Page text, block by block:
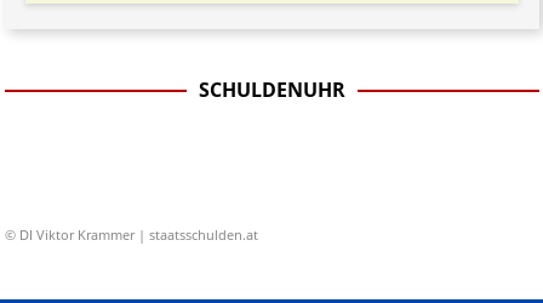
SCHULDENUHR
© DI Viktor Krammer | staatsschulden.at